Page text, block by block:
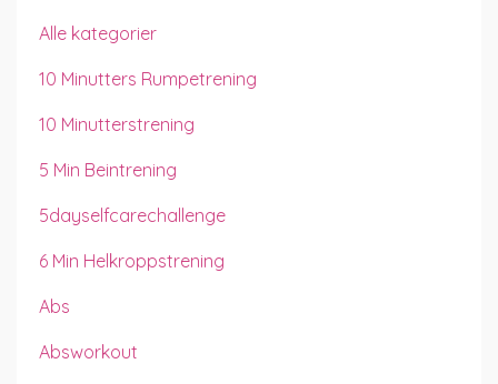
Alle kategorier
10 Minutters Rumpetrening
10 Minutterstrening
5 Min Beintrening
5dayselfcarechallenge
6 Min Helkroppstrening
Abs
Absworkout